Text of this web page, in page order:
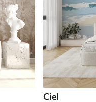
Ciel